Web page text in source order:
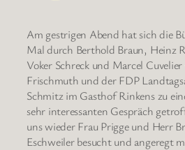
Am gestrigen Abend hat sich die
Mal durch Berthold Braun, Heinz
Voker Schreck und Marcel
Frischmuth und der FDP
Schmitz im Gasthof Rinkens zu
sehr interessanten Gespräch
uns wieder Frau Prigge und Herr
Eschweiler besucht und angeregt